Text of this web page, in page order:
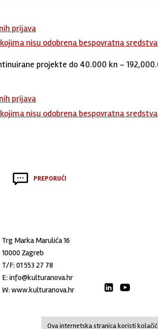
prijava
nisu odobrena bespovratna sredstva
projekte do 40.000 kn –
prijava
nisu odobrena bespovratna sredstva
PREPORUČI
Trg Marka Marulića 16
10000 Zagreb
T/F: 01 553 27 78
E: info@kulturanova.hr
W: www.kulturanova.hr
Ova internetska stranica koristi